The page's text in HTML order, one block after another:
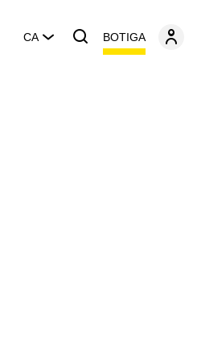
CA BOTIGA